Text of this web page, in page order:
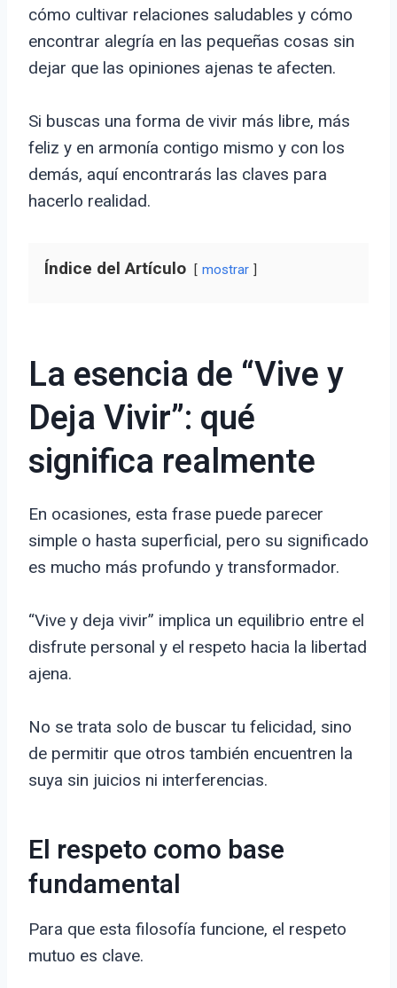
cómo cultivar relaciones saludables y cómo
encontrar alegría en las pequeñas cosas sin
dejar que las opiniones ajenas te afecten.
Si buscas una forma de vivir más libre, más
feliz y en armonía contigo mismo y con los
demás, aquí encontrarás las claves para
hacerlo realidad.
Índice del Artículo mostrar
La esencia de “Vive y
Deja Vivir”: qué
significa realmente
En ocasiones, esta frase puede parecer
simple o hasta superficial, pero su significado
es mucho más profundo y transformador.
“Vive y deja vivir” implica un equilibrio entre el
disfrute personal y el respeto hacia la libertad
ajena.
No se trata solo de buscar tu felicidad, sino
de permitir que otros también encuentren la
suya sin juicios ni interferencias.
El respeto como base
fundamental
Para que esta filosofía funcione, el respeto
mutuo es clave.